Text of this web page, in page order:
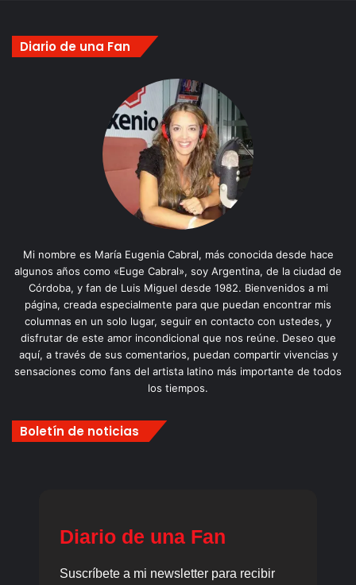
Diario de una Fan
Mi nombre es María Eugenia Cabral, más conocida desde hace
algunos años como «Euge Cabral», soy Argentina, de la ciudad de
Córdoba, y fan de Luis Miguel desde 1982. Bienvenidos a mi
página, creada especialmente para que puedan encontrar mis
columnas en un solo lugar, seguir en contacto con ustedes, y
disfrutar de este amor incondicional que nos reúne. Deseo que
aquí, a través de sus comentarios, puedan compartir vivencias y
sensaciones como fans del artista latino más importante de todos
los tiempos.
Boletín de noticias